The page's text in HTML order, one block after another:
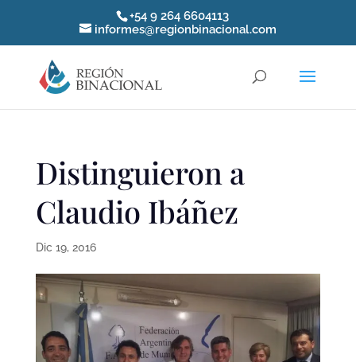
+54 9 264 6604113
informes@regionbinacional.com
Distinguieron a
Claudio Ibáñez
Dic 19, 2016